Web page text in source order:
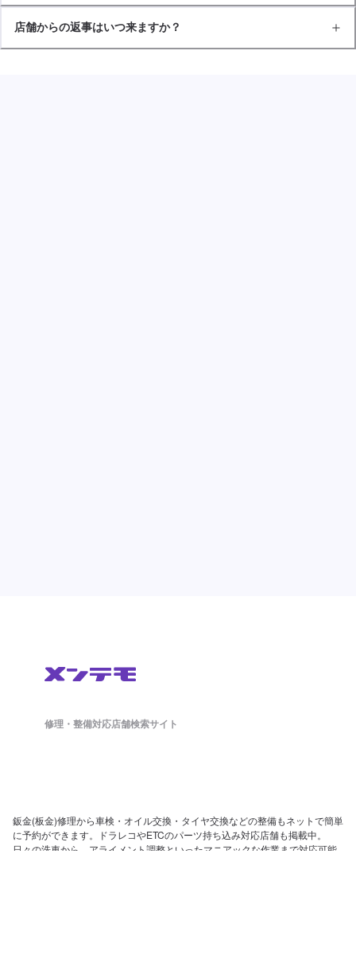
店舗からの返事はいつ来ますか？
修理・整備対応店舗検索サイト
鈑金(板金)修理から車検・オイル交換・タイヤ交換などの整備もネットで簡単
に予約ができます。ドラレコやETCのパーツ持ち込み対応店舗も掲載中。
日々の洗車から、アライメント調整といったマニアックな作業まで対応可能